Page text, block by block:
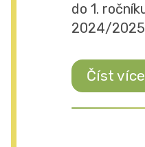
do 1.
2024/
Číst více